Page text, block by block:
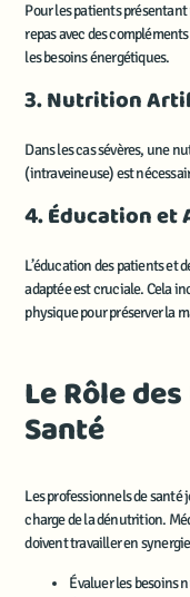
Pour les patients
repas avec des
les besoins énergétiques.
3. Nutrition
Dans les cas sévères, une
(intraveineuse) est
4. Éducation et
L’éducation des patients et
adaptée est cruciale. Cela
physique pour préserver la
Le Rôle
Santé
Les professionnels de
charge de la dénutrition.
doivent travailler en
Évaluer les besoins